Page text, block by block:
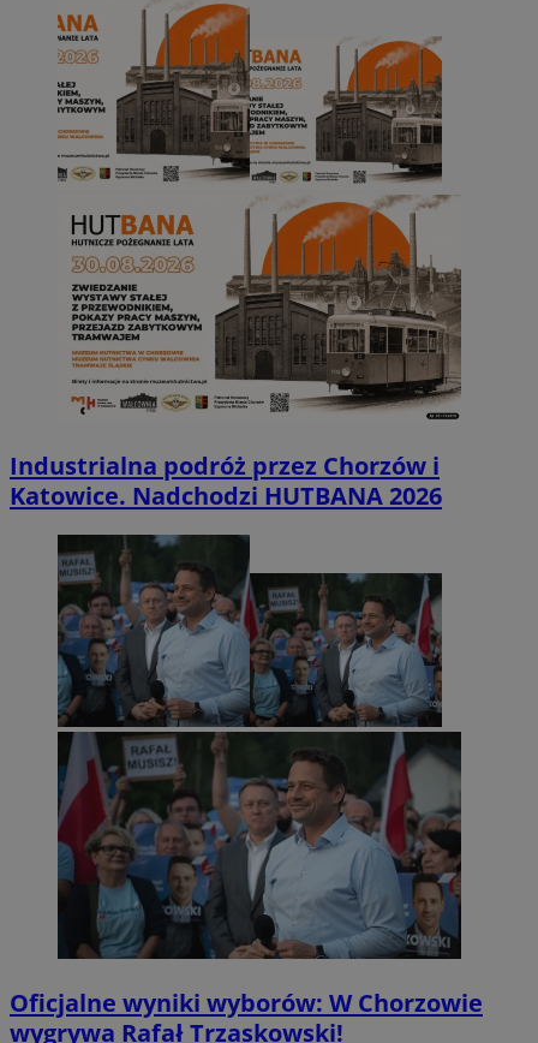
Industrialna podróż przez Chorzów i
Katowice. Nadchodzi HUTBANA 2026
Oficjalne wyniki wyborów: W Chorzowie
wygrywa Rafał Trzaskowski!